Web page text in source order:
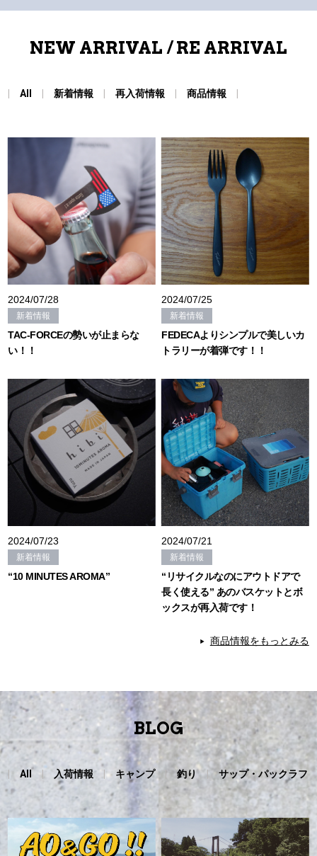
NEW ARRIVAL / RE ARRIVAL
All 新着情報 再入荷情報 商品情報
2024/07/28
新着情報
TAC-FORCEの勢いが止まらな
い！！
2024/07/25
新着情報
FEDECAよりシンプルで美しいカ
トラリーが着弾です！！
2024/07/23
新着情報
“10 MINUTES AROMA”
2024/07/21
新着情報
“リサイクルなのにアウトドアで
長く使える” あのバスケットとボ
ックスが再入荷です！
商品情報をもっとみる
BLOG
All 入荷情報 キャンプ 釣り サップ・パックラフ